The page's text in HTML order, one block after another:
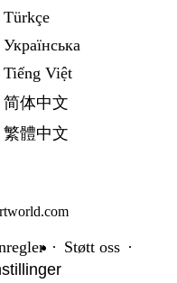
Türkçe
Украïнська
Tiếng Việt
简体中文
繁體中文
Støtt oss